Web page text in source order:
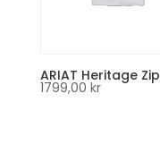
ARIAT Heritage Zip
1799,00 kr